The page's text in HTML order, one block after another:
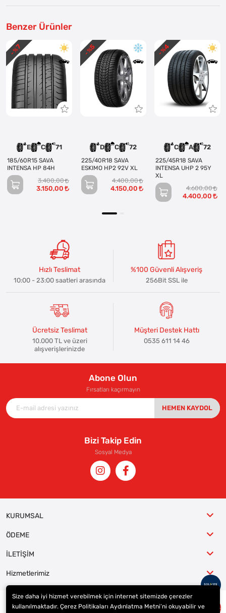
Benzer Ürünler
E C 71
185/60R15 SAVA
INTENSA HP 84H
3.400,00
3.150,00
- %
7
D C 72
225/40R18 SAVA
ESKIMO HP2 92V XL
4.400,00
4.150,00
- %
5
C A 72
225/45R18 SAVA
INTENSA UHP 2 95Y
XL
4.600,00
4.400,00
- %
4
Hızlı Teslimat
10:00 - 23:00 saatleri arasında
%100 Güvenli Alışveriş
256Bit SSL ile
Ücretsiz Teslimat
10.000 TL ve üzeri
alışverişlerinizde
Müşteri Destek Hattı
0535 611 14 46
Abone Olun
Fırsatları kaçırmayın
HEMEN KAYDOL
Bizi Takip Edin
Sosyal Medya
KURUMSAL
ÖDEME
İLETİŞİM
Hizmetlerimiz
Size daha iyi hizmet verebilmek için internet sitemizde çerezler
kullanılmaktadır. Çerez Politikaları Aydınlatma Metni’ni okuyabilir ve